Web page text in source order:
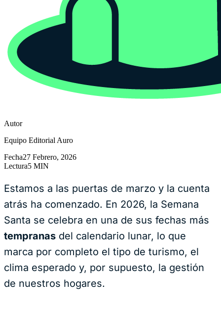
Autor
Equipo Editorial Auro
Fecha27 Febrero, 2026
Lectura5 MIN
Estamos a las puertas de marzo y la cuenta
atrás ha comenzado. En 2026, la Semana
Santa se celebra en una de sus fechas más
tempranas del calendario lunar, lo que
marca por completo el tipo de turismo, el
clima esperado y, por supuesto, la gestión
de nuestros hogares.